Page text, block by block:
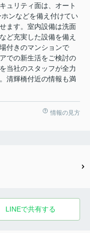
ュリティ面は、オート
ンなどを備え付けてい
ます。室内設備は洗面
ど充実した設備を備え
付きのマンションで
での新生活をご検討の
当社のスタッフが全力
清輝橋付近の情報も満
情報の見方
LINEで共有する